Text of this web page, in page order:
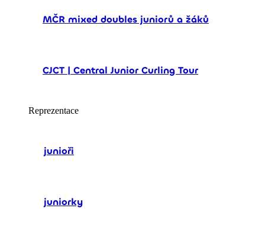
MČR mixed doubles juniorů a žáků
CJCT | Central Junior Curling Tour
Reprezentace
junioři
juniorky